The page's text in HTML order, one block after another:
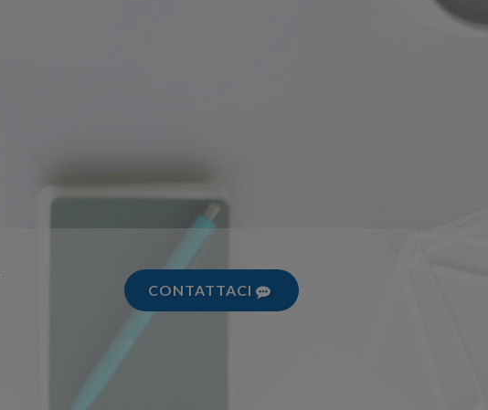
CONTATTACI